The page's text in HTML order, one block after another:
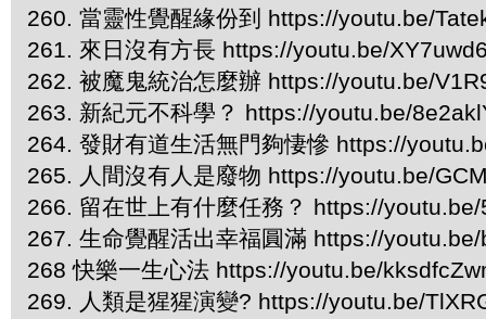
260. 當靈性覺醒緣份到 https://youtu.be/
261. 來日沒有方長 https://youtu.be/
262. 被魔鬼統治怎麼辦 https://youtu.be/
263. 新紀元不科學？ https://youtu.be/
264. 發財有道生活無門夠悽慘 https://
265. 人間沒有人是廢物 https://youtu.be/
266. 留在世上有什麼任務？ https://
267. 生命覺醒活出幸福圓滿 https://
268 快樂一生心法 https://youtu.be/
269. 人類是猩猩演變? https://youtu.be/